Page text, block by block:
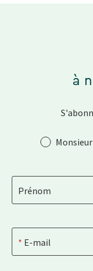
à
SalutationMonsieur
Prénom
E-mail